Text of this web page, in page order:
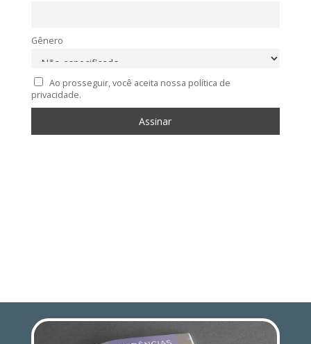
Gênero
Ao prosseguir, você aceita nossa política de
privacidade.